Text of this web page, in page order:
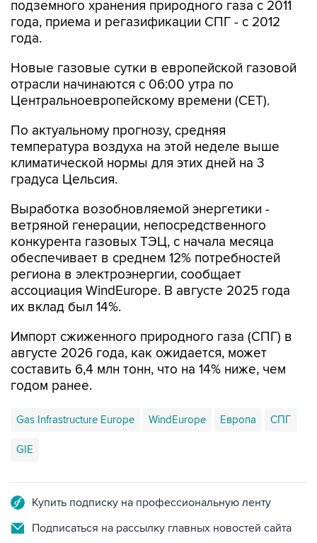
подземного хранения природного газа с 2011
года, приема и регазификации СПГ - с 2012
года.
Новые газовые сутки в европейской газовой
отрасли начинаются c 06:00 утра по
Центральноевропейскому времени (CET).
По актуальному прогнозу, средняя
температура воздуха на этой неделе выше
климатической нормы для этих дней на 3
градуса Цельсия.
Выработка возобновляемой энергетики -
ветряной генерации, непосредственного
конкурента газовых ТЭЦ, с начала месяца
обеспечивает в среднем 12% потребностей
региона в электроэнергии, сообщает
ассоциация WindEurope. В августе 2025 года
их вклад был 14%.
Импорт сжиженного природного газа (СПГ) в
августе 2026 года, как ожидается, может
составить 6,4 млн тонн, что на 14% ниже, чем
годом ранее.
Gas Infrastructure Europe WindEurope Европа СПГ
GIE
Купить подписку на профессиональную ленту
Подписаться на рассылку главных новостей сайта